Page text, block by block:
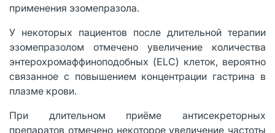
применения эзомепразола.
У некоторых пациентов после длительной терапии
эзомепразолом отмечено увеличение количества
энтерохромаффиноподобных (ELC) клеток, вероятно
связанное с повышением концентрации гастрина в
плазме крови.
При длительном приёме антисекреторных
препаратов отмечено некоторое увеличение частоты